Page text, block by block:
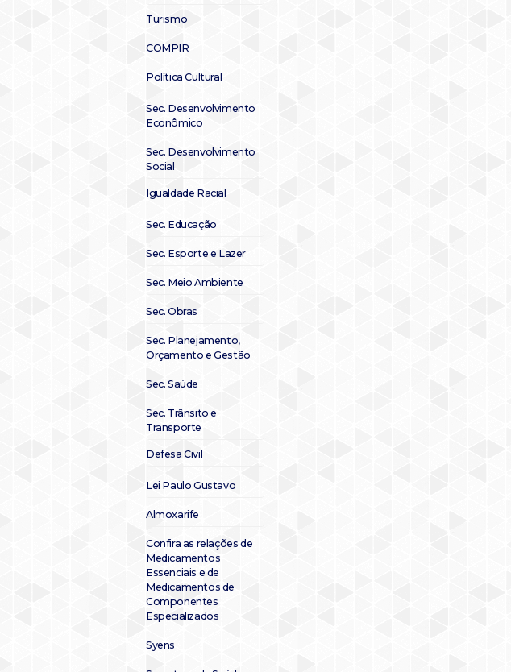
Turismo
COMPIR
Política Cultural
Sec. Desenvolvimento
Econômico
Sec. Desenvolvimento
Social
Igualdade Racial
Sec. Educação
Sec. Esporte e Lazer
Sec. Meio Ambiente
Sec. Obras
Sec. Planejamento,
Orçamento e Gestão
Sec. Saúde
Sec. Trânsito e
Transporte
Defesa Civil
Lei Paulo Gustavo
Almoxarife
Confira as relações de
Medicamentos
Essenciais e de
Medicamentos de
Componentes
Especializados
Syens